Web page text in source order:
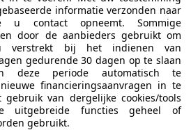
dagelijks gebruik nog uitstekend
informatie verzonden naar
u contact opneemt. Sommige
door de aanbieders gebruikt om
verstrekt bij het indienen van
gedurende 30 dagen op te slaan
deze periode automatisch te
financieringsaanvragen in te
van dergelijke cookies/tools
uitgebreide functies geheel of
gebruikt.